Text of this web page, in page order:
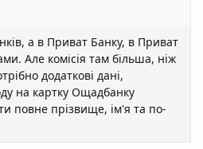
а в Приват Банку, в Приват
Але комісія там більша, ніж
додаткові дані,
на картку Ощадбанку
повне прізвище, ім'я та по-